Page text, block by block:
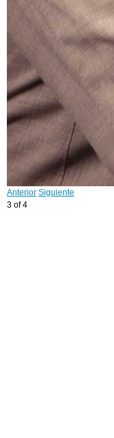
Anterior Siguiente
3 of 4